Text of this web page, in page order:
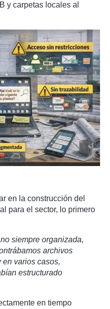
y carpetas locales al
en la construcción del
para el sector, lo primero
siempre organizada,
archivos
varios casos,
estructurado
en tiempo